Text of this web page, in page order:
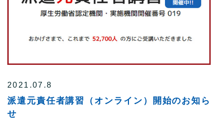
2021.07.8
派遣元責任者講習（オンライン）開始のお知ら
せ